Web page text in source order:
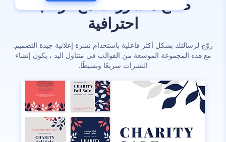
صانع منشورات مع قوالب
احترافية
روّج لرسالتك بشكل أكثر فاعلية باستخدام نشرة إعلانية جيدة التصميم.
مع هذه المجموعة الموسعة من القوالب في متناول اليد ، يكون إنشاء
النشرات سريعًا وبسيطًا.